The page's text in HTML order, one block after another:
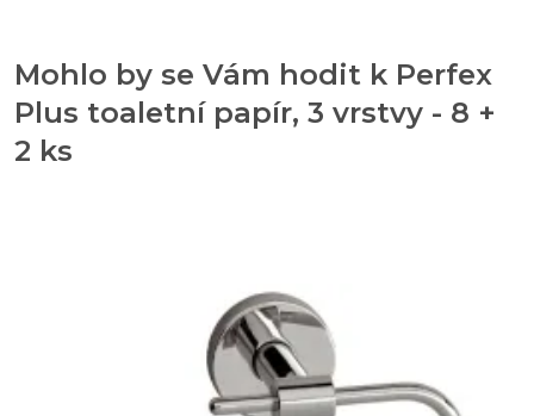
Mohlo by se Vám hodit k Perfex
Plus toaletní papír, 3 vrstvy - 8 +
2 ks